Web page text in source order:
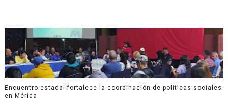
Encuentro estadal fortalece la coordinación de políticas sociales
en Mérida